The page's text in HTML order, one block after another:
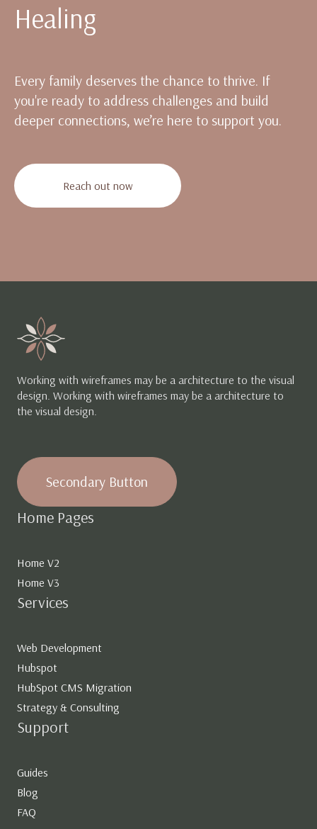
Healing
Every family deserves the chance to thrive. If
you're ready to address challenges and build
deeper connections, we’re here to support you.
Reach out now
Working with wireframes may be a architecture to the visual
design. Working with wireframes may be a architecture to
the visual design.
Secondary Button
Home Pages
Home V2
Home V3
Services
Web Development
Hubspot
HubSpot CMS Migration
Strategy & Consulting
Support
Guides
Blog
FAQ